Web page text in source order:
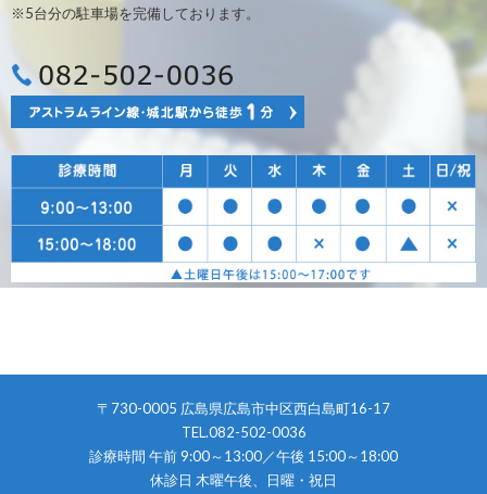
※5台分の駐車場を完備しております。
〒730-0005 広島県広島市中区西白島町16-17
TEL.082-502-0036
診療時間 午前 9:00～13:00／午後 15:00～18:00
休診日 木曜午後、日曜・祝日